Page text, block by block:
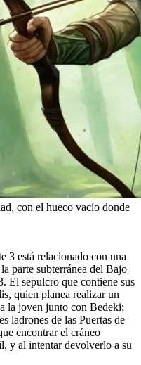
con el hueco vacío donde
3 está relacionado con una
parte subterránea del Bajo
El sepulcro que contiene sus
quien planea realizar un
la joven junto con Bedeki;
ladrones de las Puertas de
encontrar el cráneo
y al intentar devolverlo a su